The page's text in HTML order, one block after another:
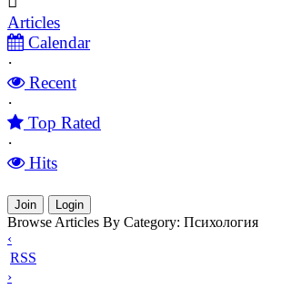
Articles
Calendar
·
Recent
·
Top Rated
·
Hits
Join Login
Browse Articles By Category: Психология
‹
RSS
›